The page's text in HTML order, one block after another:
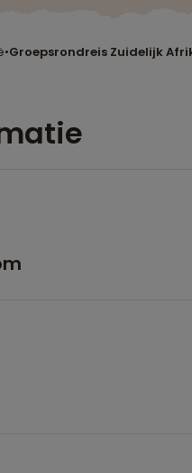
•Groepsrondreis Zuidelijk